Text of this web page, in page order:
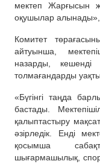
мектеп Жарғысын
оқушылар
Комитет
айтуынша,
назарды, кешенді
толмағандарды
«Бүгінгі таңда
бастады.
қалыптастыру
әзірледік. Енді
қосымша
шығармашылық,